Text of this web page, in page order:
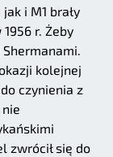
i M1 brały
r. Żeby
kolejnej
czynienia z
zwrócił się do